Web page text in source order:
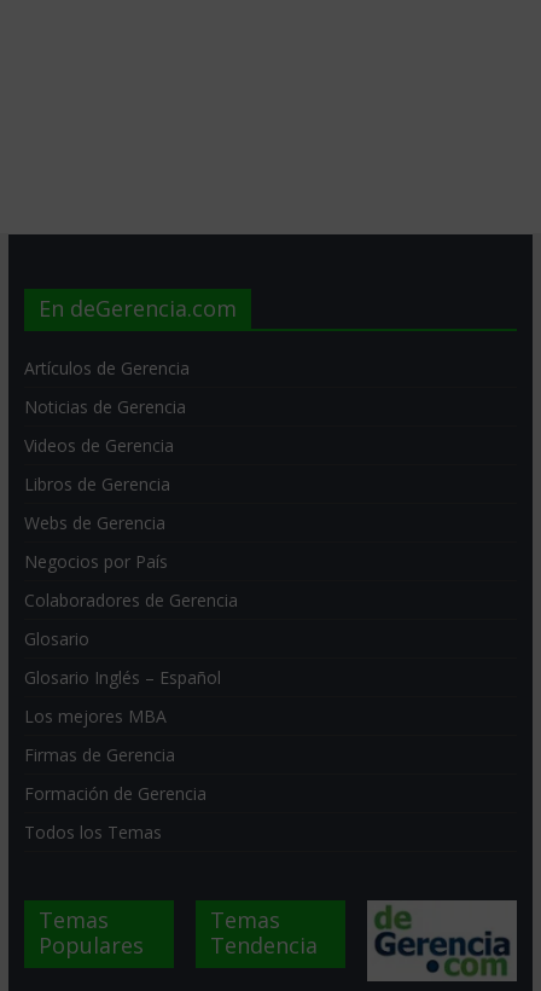
En deGerencia.com
Artículos de Gerencia
Noticias de Gerencia
Videos de Gerencia
Libros de Gerencia
Webs de Gerencia
Negocios por País
Colaboradores de Gerencia
Glosario
Glosario Inglés – Español
Los mejores MBA
Firmas de Gerencia
Formación de Gerencia
Todos los Temas
Temas
Populares
Temas
Tendencia